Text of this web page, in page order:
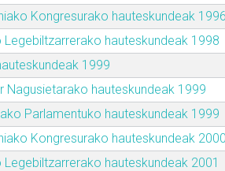
Kongresurako hauteskundeak 1996
Legebiltzarrerako hauteskundeak 1998
1999
Nagusietarako hauteskundeak 1999
Parlamentuko hauteskundeak 1999
Kongresurako hauteskundeak 2000
Legebiltzarrerako hauteskundeak 2001